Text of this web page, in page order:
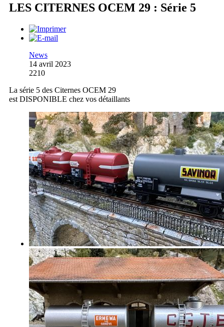
LES CITERNES OCEM 29 : Série 5
News
14 avril 2023
2210
La série 5 des Citernes OCEM 29
est DISPONIBLE chez vos détaillants